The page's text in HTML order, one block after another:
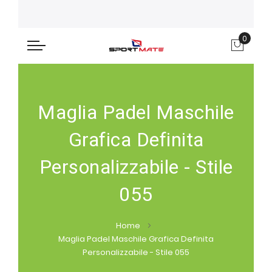
0
Maglia Padel Maschile
Grafica Definita
Personalizzabile - Stile
055
Home
Maglia Padel Maschile Grafica Definita
Personalizzabile - Stile 055